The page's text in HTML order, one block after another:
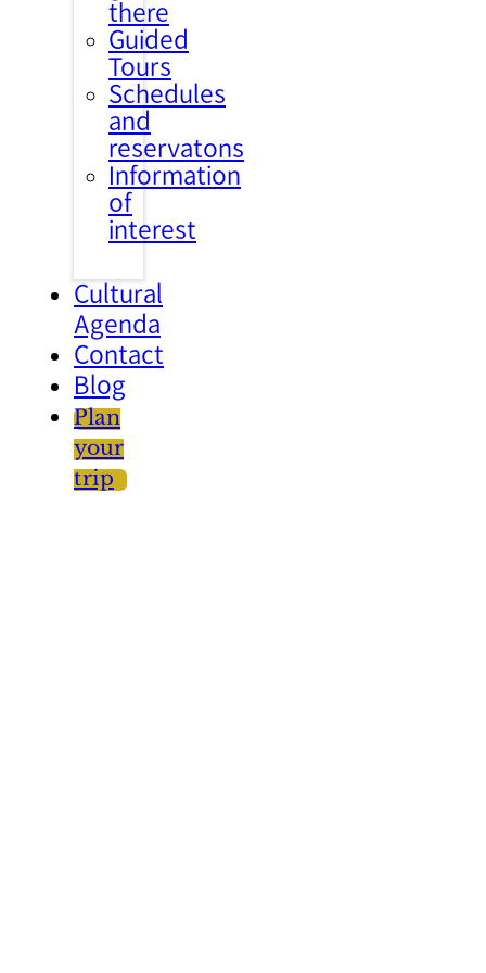
there
Guided
Tours
Schedules
and
reservatons
Information
of
interest
Cultural
Agenda
Contact
Blog
Plan
your
trip